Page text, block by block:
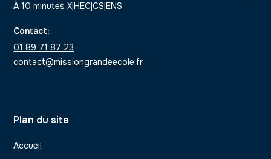
À 10 minutes X|HEC|CS|ENS
Contact:
01 89 71 87 23
contact@missiongrandeecole.fr
Plan du site
Accueil